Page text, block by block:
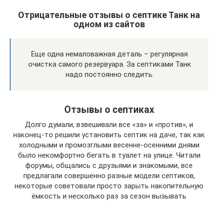
Отрицательные отзывы о септике Танк на
одном из сайтов
Еще одна немаловажная деталь – регулярная
очистка самого резервуара. За септиками Танк
надо постоянно следить.
Отзывы о септиках
Долго думали, взвешивали все «за» и «против», и
наконец-то решили установить септик на даче, так как
холодными и промозглыми весенне-осенними днями
было некомфортно бегать в туалет на улице. Читали
форумы, общались с друзьями и знакомыми, все
предлагали совершенно разные модели септиков,
некоторые советовали просто зарыть накопительную
ёмкость и несколько раз за сезон вызывать